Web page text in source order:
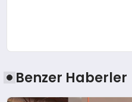
Benzer Haberler